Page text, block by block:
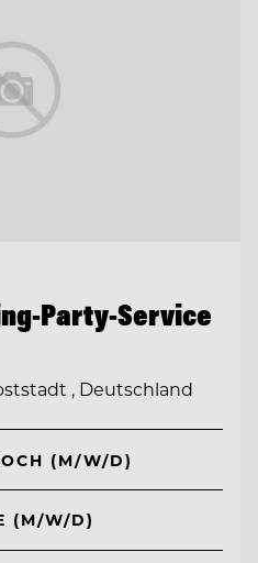
Party-Service
, Deutschland
(M/W/D)
(M/W/D)